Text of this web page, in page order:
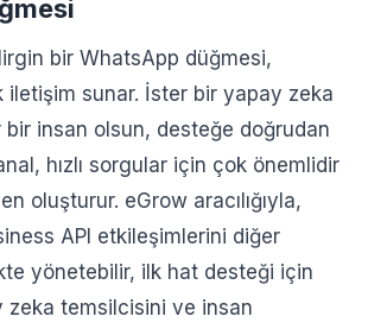
bir WhatsApp düğmesi,
iletişim sunar. İster bir yapay zeka
insan olsun, desteğe doğrudan
hızlı sorgular için çok önemlidir
oluşturur. eGrow aracılığıyla,
API etkileşimlerini diğer
yönetebilir, ilk hat desteği için
zeka temsilcisini ve insan